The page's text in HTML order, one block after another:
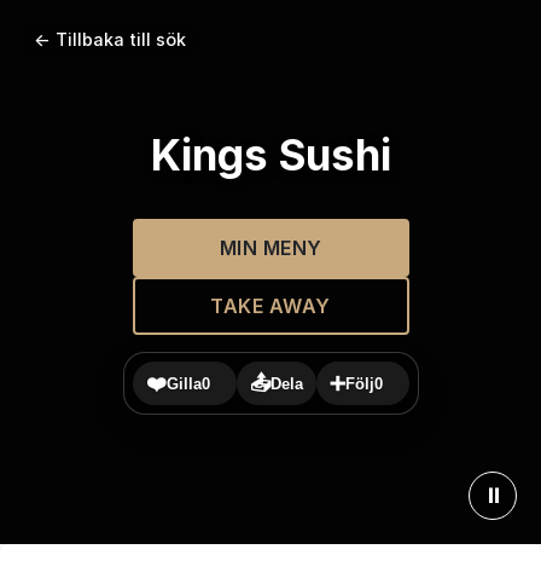
← Tillbaka till sök
Kings Sushi
MIN MENY
TAKE AWAY
❤️Gilla0 📤Dela ➕Följ0
⏸